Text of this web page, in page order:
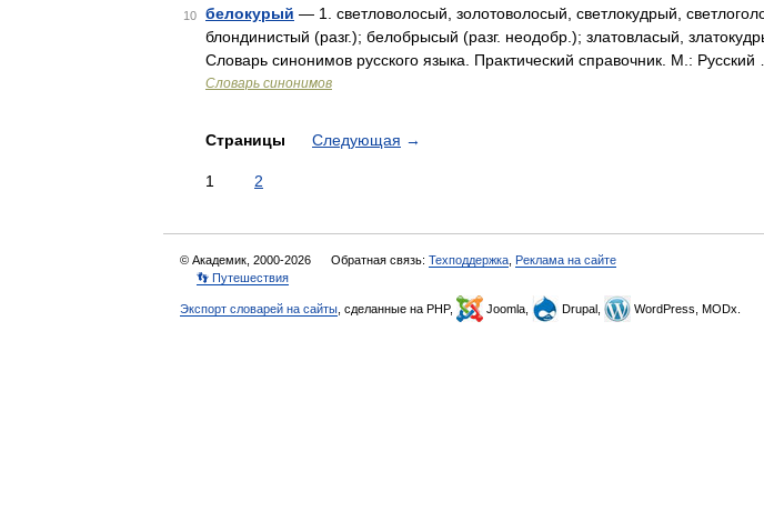
10 белокурый — 1. светловолосый, золотоволосый, светлокудрый,
блондинистый (разг.); белобрысый (разг. неодобр.); златовласый,
Словарь синонимов русского языка. Практический справочник. М.: Русский
Словарь синонимов
Страницы Следующая →
1 2
© Академик, 2000-2026 Обратная связь: Техподдержка Реклама на сайте
👣 Путешествия
Экспорт словарей на сайты , сделанные на PHP, Joomla, Drupal, WordPress, MODx.